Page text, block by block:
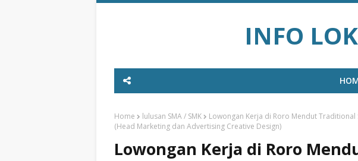
INFO
Home lulusan SMA / SMK
Lowongan Kerja di Roro Mendut Traditional
(Head Marketing dan Advertising Creative Design)
Lowongan Kerja di Roro